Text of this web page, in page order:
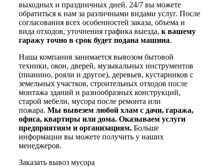
выходных и праздничных дней. 24/7 вы можете
обратиться к нам за различными видами услуг. После
согласования всех особенностей заказа, объема и
вида отходов, уточнения графика выезда, к вашему
гаражу точно в срок будет подана машина.
Наша компания занимается вывозом бытовой
техники, окон, дверей, музыкальных инструментов
(пианино, рояли и другое), деревьев, кустарников с
земельных участков, строительных отходов после
монтажа зданий и разнообразных конструкций,
старой мебели, мусора после ремонта или
пожара. Мы вывезем любой хлам с дачи, гаража,
офиса, квартиры или дома. Оказываем услуги
предприятиям и организациям. Больше
информации вы можете получить у наших
менеджеров.
Заказать вывоз мусора